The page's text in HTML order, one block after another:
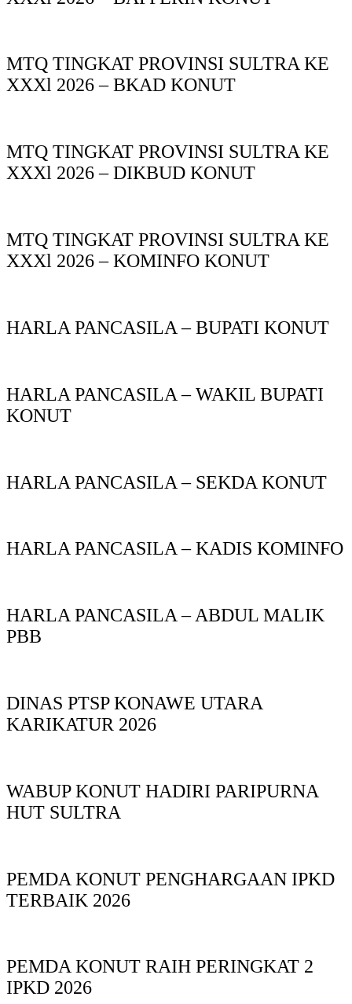
MTQ TINGKAT PROVINSI SULTRA KE
XXXl 2026 – BKAD KONUT
MTQ TINGKAT PROVINSI SULTRA KE
XXXl 2026 – DIKBUD KONUT
MTQ TINGKAT PROVINSI SULTRA KE
XXXl 2026 – KOMINFO KONUT
HARLA PANCASILA – BUPATI KONUT
HARLA PANCASILA – WAKIL BUPATI
KONUT
HARLA PANCASILA – SEKDA KONUT
HARLA PANCASILA – KADIS KOMINFO
HARLA PANCASILA – ABDUL MALIK
PBB
DINAS PTSP KONAWE UTARA
KARIKATUR 2026
WABUP KONUT HADIRI PARIPURNA
HUT SULTRA
PEMDA KONUT PENGHARGAAN IPKD
TERBAIK 2026
PEMDA KONUT RAIH PERINGKAT 2
IPKD 2026